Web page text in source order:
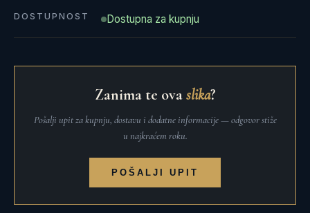
DOSTUPNOST Dostupna za kupnju
Zanima te ovaslika?
Pošalji upit za kupnju, dostavu i dodatne informacije — odgovor stiže
u najkraćem roku.
POŠALJI UPIT